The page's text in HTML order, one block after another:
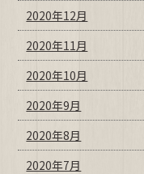
2020年12月
2020年11月
2020年10月
2020年9月
2020年8月
2020年7月